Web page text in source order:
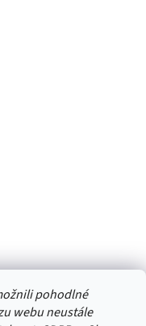
pohodlné
webu neustále
Payments, a.s.